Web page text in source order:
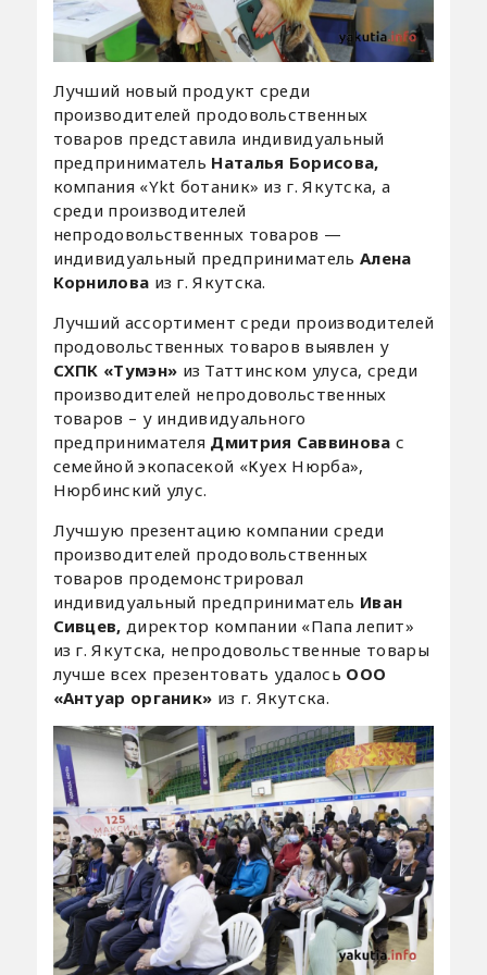
Лучший новый продукт среди
производителей продовольственных
товаров представила индивидуальный
предприниматель Наталья Борисова,
компания «Ykt ботаник» из г. Якутска, а
среди производителей
непродовольственных товаров —
индивидуальный предприниматель Алена
Корнилова из г. Якутска.
Лучший ассортимент среди производителей
продовольственных товаров выявлен у
СХПК «Тумэн» из Таттинском улуса, среди
производителей непродовольственных
товаров – у индивидуального
предпринимателя Дмитрия Саввинова с
семейной экопасекой «Куех Нюрба»,
Нюрбинский улус.
Лучшую презентацию компании среди
производителей продовольственных
товаров продемонстрировал
индивидуальный предприниматель Иван
Сивцев, директор компании «Папа лепит»
из г. Якутска, непродовольственные товары
лучше всех презентовать удалось ООО
«Антуар органик» из г. Якутска.